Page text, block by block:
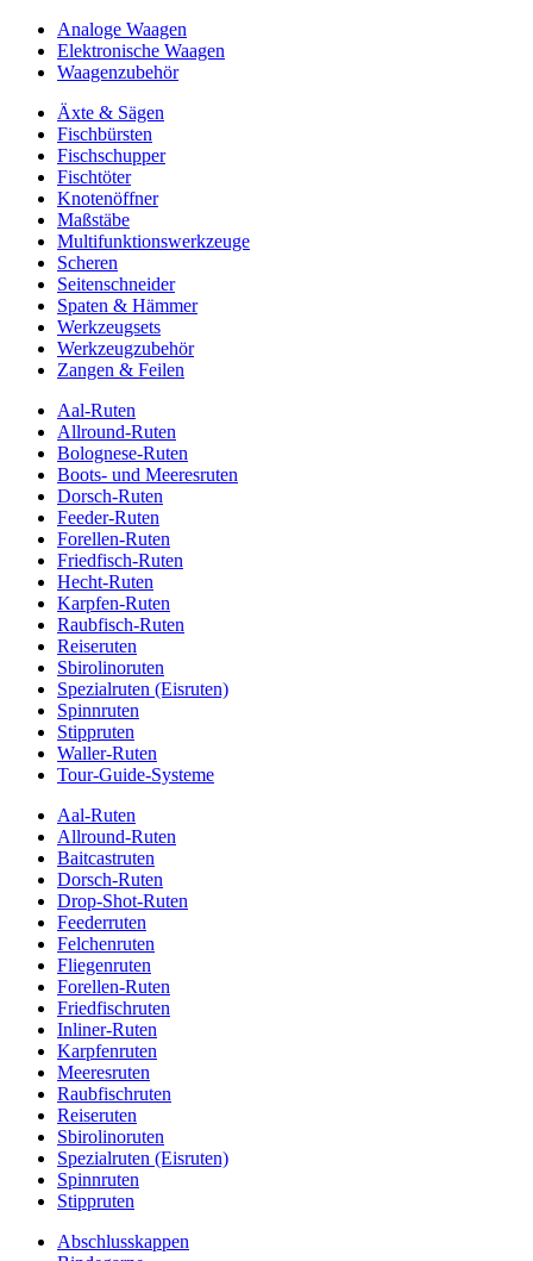
Analoge Waagen
Elektronische Waagen
Waagenzubehör
Äxte & Sägen
Fischbürsten
Fischschupper
Fischtöter
Knotenöffner
Maßstäbe
Multifunktionswerkzeuge
Scheren
Seitenschneider
Spaten & Hämmer
Werkzeugsets
Werkzeugzubehör
Zangen & Feilen
Aal-Ruten
Allround-Ruten
Bolognese-Ruten
Boots- und Meeresruten
Dorsch-Ruten
Feeder-Ruten
Forellen-Ruten
Friedfisch-Ruten
Hecht-Ruten
Karpfen-Ruten
Raubfisch-Ruten
Reiseruten
Sbirolinoruten
Spezialruten (Eisruten)
Spinnruten
Stippruten
Waller-Ruten
Tour-Guide-Systeme
Aal-Ruten
Allround-Ruten
Baitcastruten
Dorsch-Ruten
Drop-Shot-Ruten
Feederruten
Felchenruten
Fliegenruten
Forellen-Ruten
Friedfischruten
Inliner-Ruten
Karpfenruten
Meeresruten
Raubfischruten
Reiseruten
Sbirolinoruten
Spezialruten (Eisruten)
Spinnruten
Stippruten
Abschlusskappen